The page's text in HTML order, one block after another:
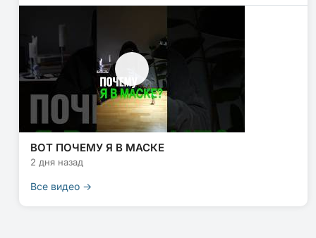
ВОТ ПОЧЕМУ Я В МАСКЕ
2 дня назад
Все видео →